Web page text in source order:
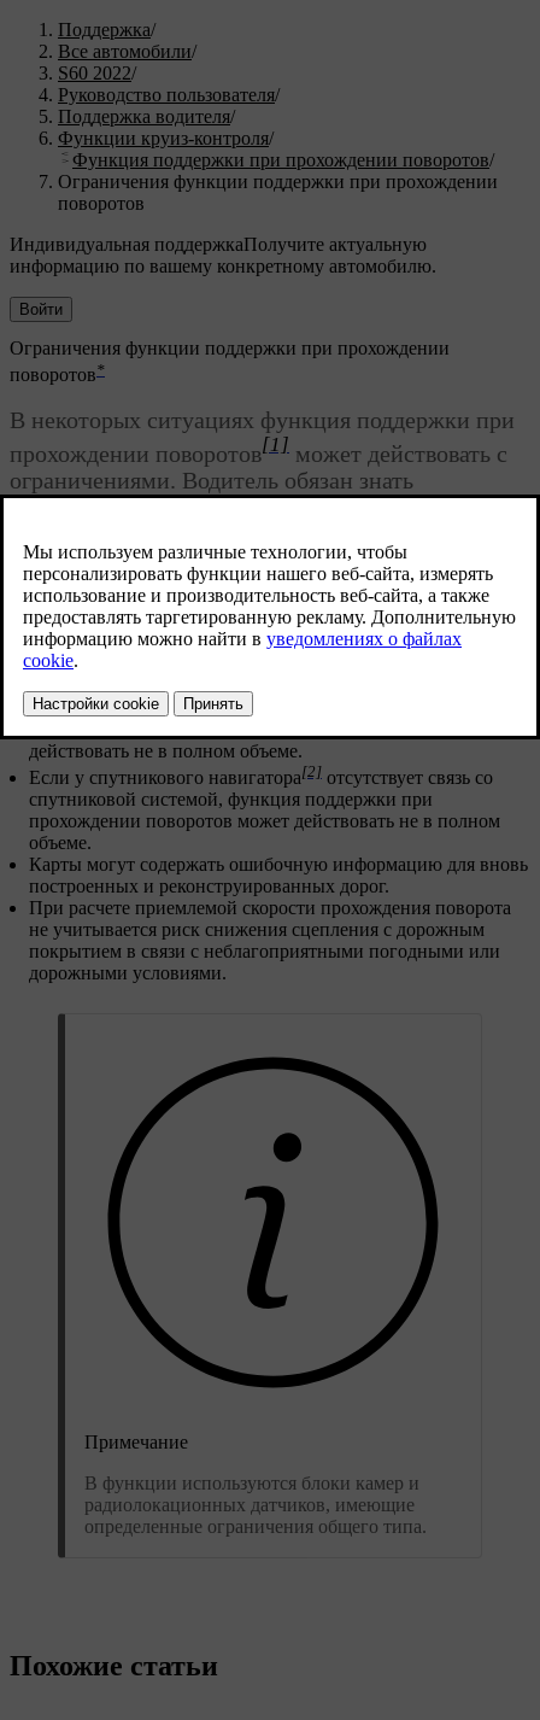
Поддержка/
Все автомобили/
S60 2022/
Руководство пользователя/
Поддержка водителя/
Функции круиз-контроля/
Функция поддержки при прохождении поворотов/
Ограничения функции поддержки при прохождении
поворотов
Индивидуальная поддержкаПолучите актуальную
информацию по вашему конкретному автомобилю.
Войти
Обновленная версия 19.10.2021
Ограничения функции поддержки при прохождении
поворотов*
В некоторых ситуациях функция поддержки при
прохождении поворотов[1] может действовать с
ограничениями. Водитель обязан знать
Действие поддержки при прохождении поворотов может
быть ограничено на второстепенных дорогах и в
густонаселенных районах.
Поддержка при прохождении поворотов может временно
Если карта спутникового навигатора
действовать не в полном объеме.
Если у спутникового навигатора[2] отсутствует связь со
спутниковой системой, функция поддержки при
прохождении поворотов может действовать не в полном
объеме.
Карты могут содержать ошибочную информацию для вновь
построенных и реконструированных дорог.
При расчете приемлемой скорости прохождения поворота
не учитывается риск снижения сцепления с дорожным
покрытием в связи с неблагоприятными погодными или
дорожными условиями.
Примечание
В функции используются блоки камер и
радиолокационных датчиков, имеющие
определенные ограничения общего типа.
Похожие статьи